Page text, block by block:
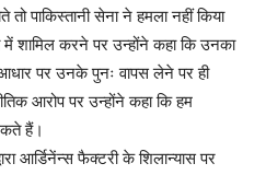
पाकिस्तानी सेना ने हमला नहीं किया
शामिल करने पर उन्होंने कहा कि उनका
पर उनके पुनः वापस लेने पर ही
आरोप पर उन्होंने कहा कि हम
हैं।
आर्डिनेंन्स फैक्टरी के शिलान्यास पर